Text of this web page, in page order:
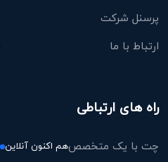
پرسنل شرکت
ارتباط با ما
راه های ارتباطی
چت با یک متخصصهم اکنون آنلاین